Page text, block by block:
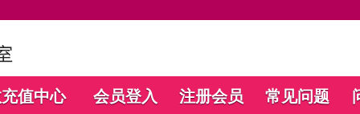
值中心 会员登入 注册会员 常见问题